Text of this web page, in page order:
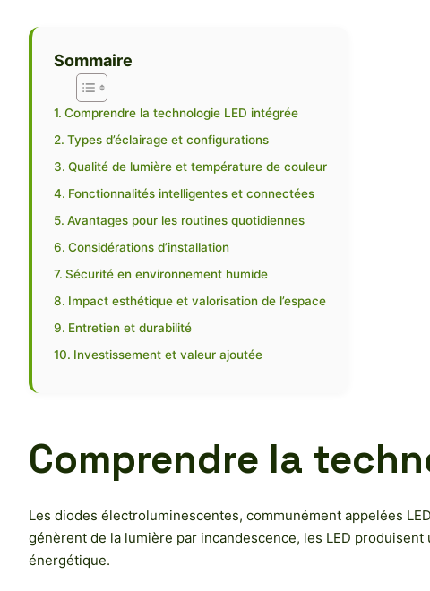
Sommaire
Comprendre la technologie LED intégrée
Types d’éclairage et configurations
Qualité de lumière et température de couleur
Fonctionnalités intelligentes et connectées
Avantages pour les routines quotidiennes
Considérations d’installation
Sécurité en environnement humide
Impact esthétique et valorisation de l’espace
Entretien et durabilité
Investissement et valeur ajoutée
Comprendre la
Les diodes électroluminescentes, communément appelées
génèrent de la lumière par incandescence, les LED
énergétique.